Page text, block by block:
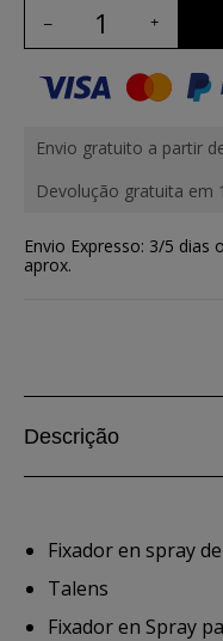
Envio gratuito a partir
Devolução gratuita em
Envio Expresso: 3/5 dias
aprox.
Descrição
Fixador en spray
Talens
Fixador en Spray